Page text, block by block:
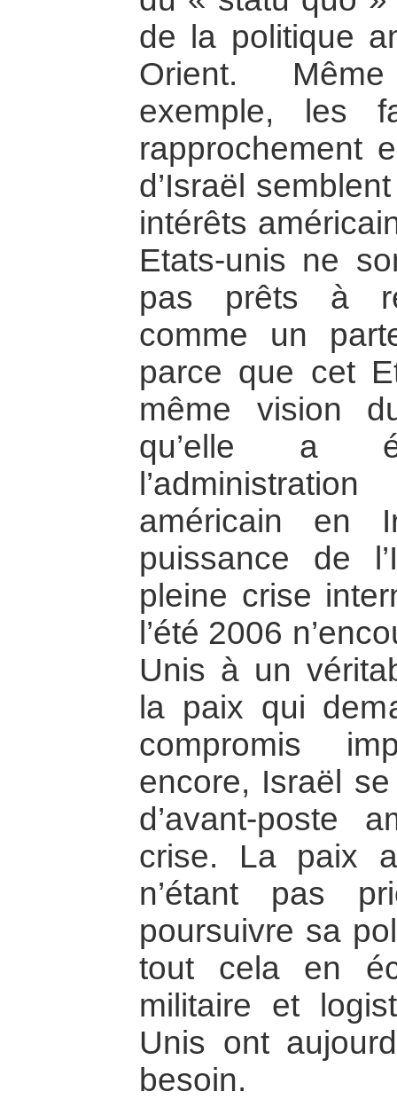
de la politique
Orient.
exemple, les
rapprochement
d’Israël
intérêts
Etats-unis ne
pas prêts à
comme un
parce que cet
même vision
qu’elle a
américain en
puissance de
pleine crise
l’été 2006
Unis à un
la paix qui
compromis
encore, Israël
d’avant-poste
crise. La paix
n’étant pas
poursuivre sa
tout cela en
militaire et
Unis ont
besoin.